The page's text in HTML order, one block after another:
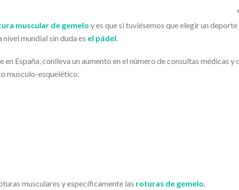
muscular de gemelo y es que si tuviésemos que elegir un deporte
mundial sin duda es el pádel.
España, conlleva un aumento en el número de consultas médicas y
musculo-esquelético.
musculares y específicamente las roturas de gemelo.